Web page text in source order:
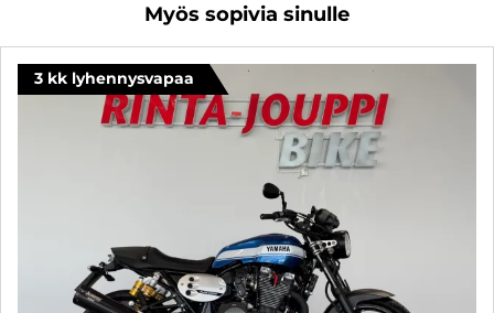
Myös sopivia sinulle
3 kk lyhennysvapaa